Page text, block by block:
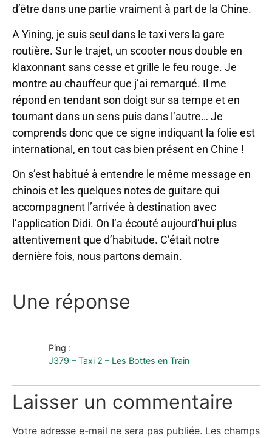
d’être dans une partie vraiment à part de la Chine.
A Yining, je suis seul dans le taxi vers la gare
routière. Sur le trajet, un scooter nous double en
klaxonnant sans cesse et grille le feu rouge. Je
montre au chauffeur que j’ai remarqué. Il me
répond en tendant son doigt sur sa tempe et en
tournant dans un sens puis dans l’autre… Je
comprends donc que ce signe indiquant la folie est
international, en tout cas bien présent en Chine !
On s’est habitué à entendre le même message en
chinois et les quelques notes de guitare qui
accompagnent l’arrivée à destination avec
l’application Didi. On l’a écouté aujourd’hui plus
attentivement que d’habitude. C’était notre
dernière fois, nous partons demain.
Une réponse
Ping :
J379 – Taxi 2 – Les Bottes en Train
Laisser un commentaire
Votre adresse e-mail ne sera pas publiée. Les champs